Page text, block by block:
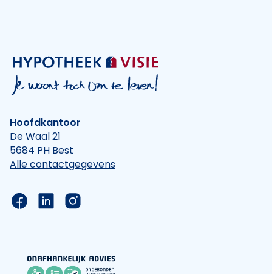
Hoofdkantoor
De Waal 21
5684 PH Best
Alle contactgegevens
Link naar de Facebook pagina van Hypotheek
Link naar de LinkedIn pagina van
Link naar de Instagram pagina van